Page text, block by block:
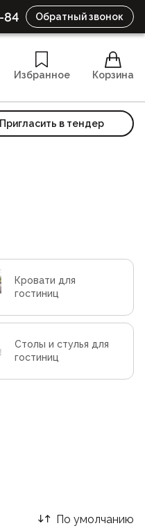
84 Обратный звонок
Избранное Корзина
Пригласить в тендер
Кровати для
гостиниц
Столы и стулья для
гостиниц
По умолчанию